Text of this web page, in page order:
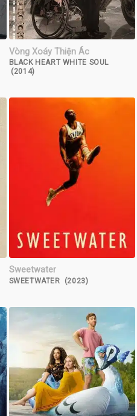
Vòng Xoáy Thiện Ác
BLACK HEART WHITE SOUL
(2014)
Sweetwater
SWEETWATER (2023)